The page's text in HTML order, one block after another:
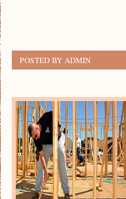
POSTED BY ADMIN